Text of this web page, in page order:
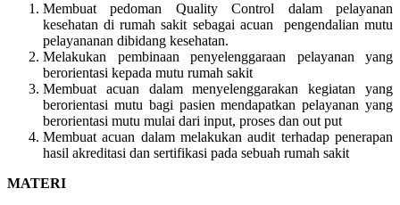
Membuat pedoman Quality Control dalam pelayanan
kesehatan di rumah sakit sebagai acuan pengendalian mutu
pelayananan dibidang kesehatan.
Melakukan pembinaan penyelenggaraan pelayanan yang
berorientasi kepada mutu rumah sakit
Membuat acuan dalam menyelenggarakan kegiatan yang
berorientasi mutu bagi pasien mendapatkan pelayanan yang
berorientasi mutu mulai dari input, proses dan out put
Membuat acuan dalam melakukan audit terhadap penerapan
hasil akreditasi dan sertifikasi pada sebuah rumah sakit
MATERI